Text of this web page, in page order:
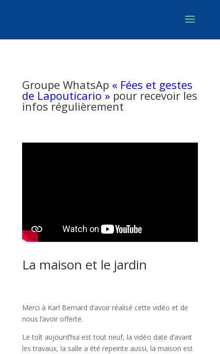
Groupe WhatsAp « Fées et gestes
de Lapouticario »pour recevoir les
infos régulièrement
La maison et le jardin
Merci à Karl Bernard d’avoir réalisé cette vidéo et de
nous l’avoir offerte.
Le toît aujourd’hui est tout neuf, la vidéo date d’avant
les travaux, la salle a été repeinte aussi, la maison est